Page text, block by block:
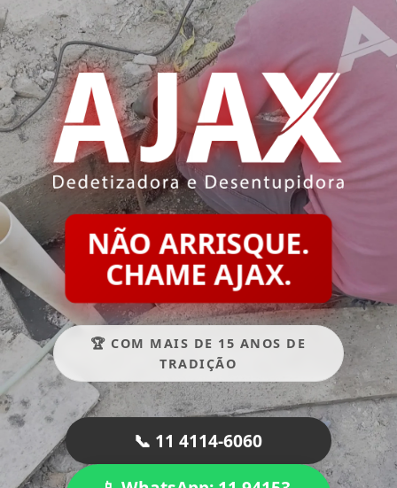
NÃO ARRISQUE.
CHAME AJAX.
🏆 COM MAIS DE 15 ANOS DE
TRADIÇÃO
📞 11 4114-6060